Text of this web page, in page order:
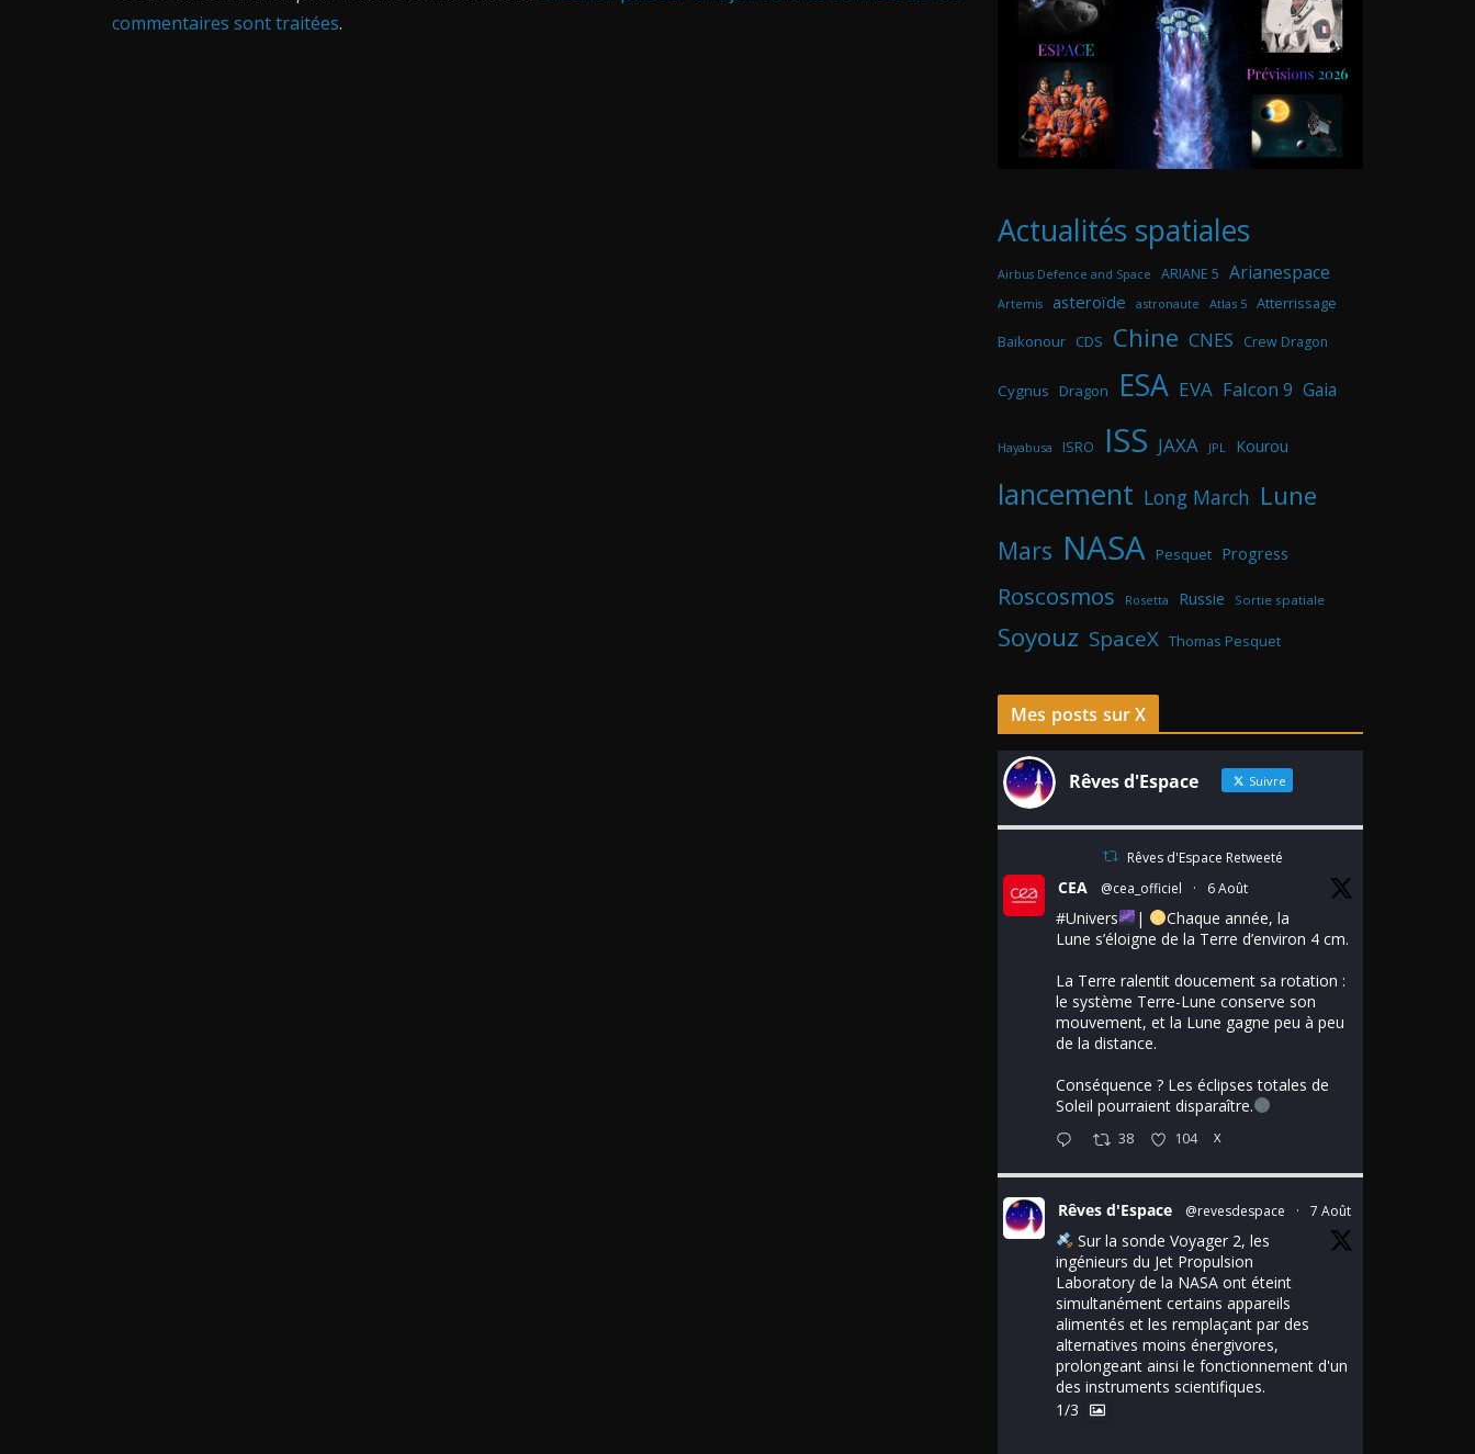
commentaires sont traitées.
Actualités spatiales
Airbus Defence and Space ARIANE 5 Arianespace
Artemis asteroïde astronaute Atlas 5 Atterrissage
Baikonour CDS Chine CNES Crew Dragon
Cygnus Dragon ESA EVA Falcon 9 Gaia
Hayabusa ISRO ISS JAXA JPL Kourou
lancement Long March Lune
Mars NASA Pesquet Progress
Roscosmos Rosetta Russie Sortie spatiale
Soyouz SpaceX Thomas Pesquet
Mes posts sur X
Rêves d'Espace Suivre
Rêves d'Espace Retweeté
CEA @cea_officiel · 6 Août
#Univers |
Chaque année, la
Lune s’éloigne de la Terre d’environ 4 cm.
La Terre ralentit doucement sa rotation :
le système Terre-Lune conserve son
mouvement, et la Lune gagne peu à peu
de la distance.
Conséquence ? Les éclipses totales de
Soleil pourraient disparaître.
38 104 X
Rêves d'Espace @revesdespace · 7 Août
Sur la sonde Voyager 2, les
ingénieurs du Jet Propulsion
Laboratory de la NASA ont éteint
simultanément certains appareils
alimentés et les remplaçant par des
alternatives moins énergivores,
prolongeant ainsi le fonctionnement d'un
des instruments scientifiques.
1/3